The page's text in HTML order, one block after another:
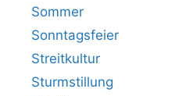
Sommer
Sonntagsfeier
Streitkultur
Sturmstillung